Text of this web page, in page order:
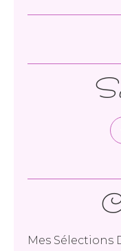
Mes Sélections